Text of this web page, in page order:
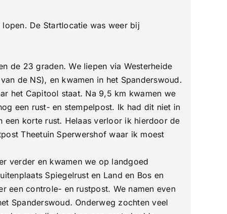
De Startlocatie was weer bij
de 23 graden. We liepen via Westerheide
de NS), en kwamen in het Spanderswoud.
het Capitool staat. Na 9,5 km kwamen we
een rust- en stempelpost. Ik had dit niet in
een korte rust. Helaas verloor ik hierdoor de
Theetuin Sperwershof waar ik moest
verder en kwamen we op landgoed
Spiegelrust en Land en Bos en
een controle- en rustpost. We namen even
Spanderswoud. Onderweg zochten veel